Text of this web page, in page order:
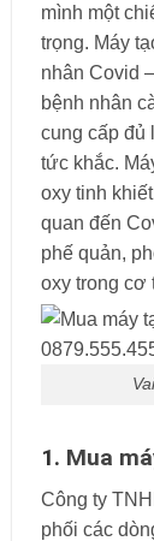
mình một
trọng. Máy
nhân Covid
bệnh nhân
cung cấp đủ
tức khắc.
oxy tinh
quan đến
phế quản,
oxy trong cơ
1. Mua
Công ty
phối các